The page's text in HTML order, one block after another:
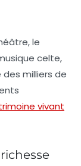
le
celte,
milliers de
vivant